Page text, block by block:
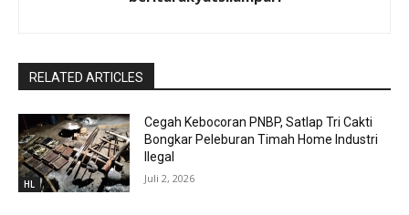
RELATED ARTICLES
HL
Cegah Kebocoran PNBP, Satlap Tri Cakti
Bongkar Peleburan Timah Home Industri
Ilegal
Juli 2, 2026